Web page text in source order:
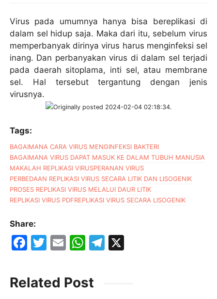
Virus pada umumnya hanya bisa bereplikasi di
dalam sel hidup saja. Maka dari itu, sebelum virus
memperbanyak dirinya virus harus menginfeksi sel
inang. Dan perbanyakan virus di dalam sel terjadi
pada daerah sitoplama, inti sel, atau membrane
sel. Hal tersebut tergantung dengan jenis
virusnya.
Originally posted 2024-02-04 02:18:34.
Tags:
BAGAIMANA CARA VIRUS MENGINFEKSI BAKTERI
BAGAIMANA VIRUS DAPAT MASUK KE DALAM TUBUH MANUSIA
MAKALAH REPLIKASI VIRUSPERANAN VIRUS
PERBEDAAN REPLIKASI VIRUS SECARA LITIK DAN LISOGENIK
PROSES REPLIKASI VIRUS MELALUI DAUR LITIK
REPLIKASI VIRUS PDFREPLIKASI VIRUS SECARA LISOGENIK
Share:
F
c
e
T
itt
er
E
ai
l
W
at
s
T
Related Post